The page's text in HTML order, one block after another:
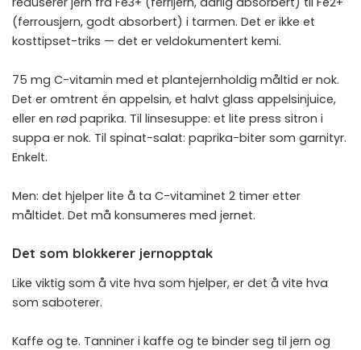
(ferrousjern, godt absorbert) i tarmen. Det er ikke et
kosttipset-triks — det er veldokumentert kemi.
75 mg C-vitamin med et plantejernholdig måltid er nok.
Det er omtrent én appelsin, et halvt glass appelsinjuice,
eller en rød paprika. Til linsesuppe: et lite press sitron i
suppa er nok. Til spinat-salat: paprika-biter som garnityr.
Enkelt.
Men: det hjelper lite å ta C-vitaminet 2 timer etter
måltidet. Det må konsumeres med jernet.
Det som blokkerer jernopptak
Like viktig som å vite hva som hjelper, er det å vite hva
som saboterer.
Kaffe og te. Tanniner i kaffe og te binder seg til jern og